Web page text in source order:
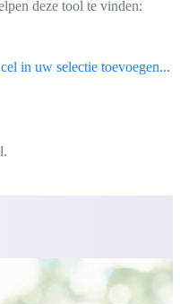
deze tool te vinden:
in uw selectie toevoegen...